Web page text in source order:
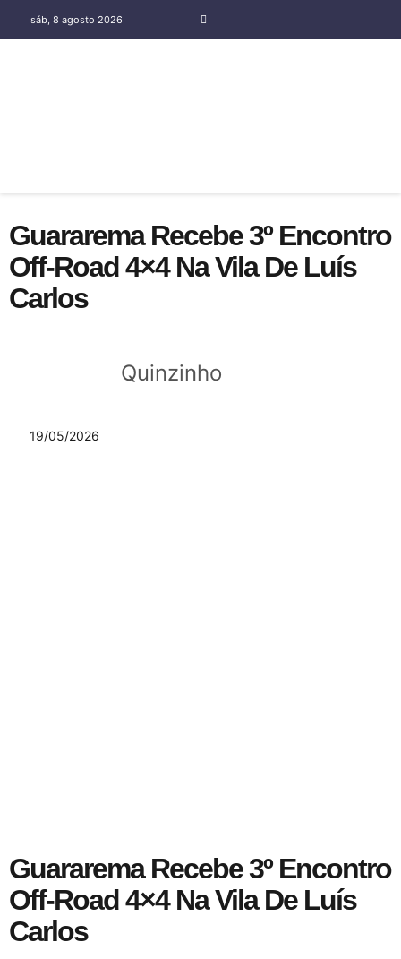
sáb, 8 agosto 2026
Guararema Recebe 3º Encontro
Off-Road 4×4 Na Vila De Luís
Carlos
Quinzinho
19/05/2026
Guararema Recebe 3º Encontro
Off-Road 4×4 Na Vila De Luís
Carlos